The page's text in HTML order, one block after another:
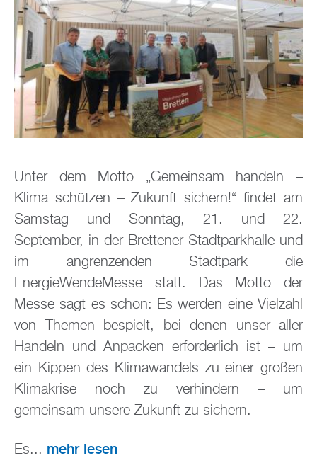
Unter dem Motto „Gemeinsam handeln –
Klima schützen – Zukunft sichern!“ findet am
Samstag und Sonntag, 21. und 22.
September, in der Brettener Stadtparkhalle und
im angrenzenden Stadtpark die
EnergieWendeMesse statt. Das Motto der
Messe sagt es schon: Es werden eine Vielzahl
von Themen bespielt, bei denen unser aller
Handeln und Anpacken erforderlich ist – um
ein Kippen des Klimawandels zu einer großen
Klimakrise noch zu verhindern – um
gemeinsam unsere Zukunft zu sichern.
Es... mehr lesen